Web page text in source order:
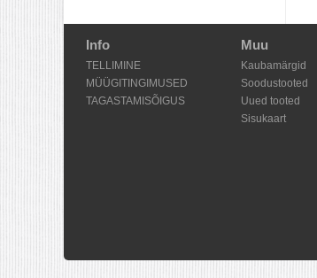
Info
TELLIMINE
MÜÜGITINGIMUSED
TAGASTAMISÕIGUS
Muu
Kaubamärgid
Soodustooted
Uued tooted
Sisukaart